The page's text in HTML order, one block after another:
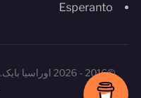
Esperanto